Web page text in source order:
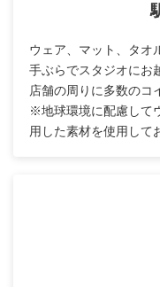
ウェア、マット、タオ
手ぶらでスタジオにお
店舗の周りに多数のコ
※地球環境に配慮して
用した素材を使用して